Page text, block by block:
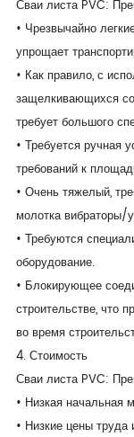
Сваи листа PVC:
• Чрезвычайно
упрощает
• Как правило, с
защелкивающихся
требует большого
• Требуется ручная
требований к
• Очень тяжелый,
молотка вибраторы/
• Требуются
оборудование.
• Блокирующее
строительстве, что
во время
4. Стоимость
Сваи листа PVC:
• Низкая начальная
• Низкие цены труда